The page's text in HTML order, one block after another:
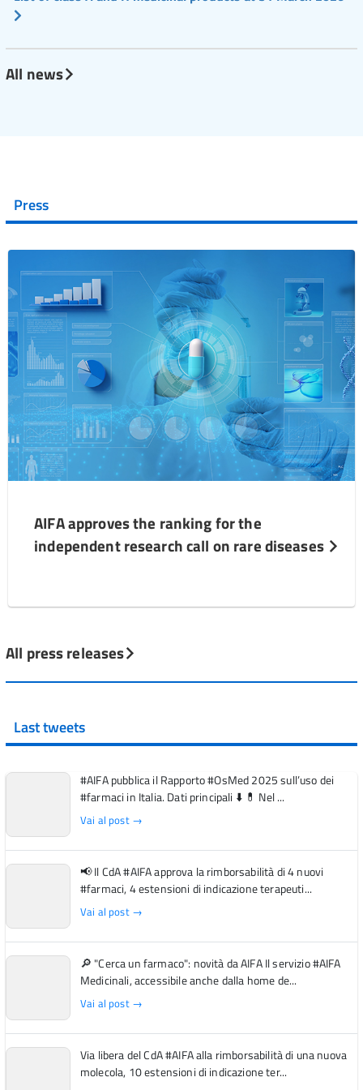
All news
Press
AIFA approves the ranking for the
independent research call on rare diseases
All press releases
Last tweets
#AIFA pubblica il Rapporto #OsMed 2025 sull’uso dei
#farmaci in Italia. Dati principali ⬇️ 💊 Nel ...
Vai al post →
📢 Il CdA #AIFA approva la rimborsabilità di 4 nuovi
#farmaci, 4 estensioni di indicazione terapeuti...
Vai al post →
🔎 "Cerca un farmaco": novità da AIFA Il servizio #AIFA
Medicinali, accessibile anche dalla home de...
Vai al post →
Via libera del CdA #AIFA alla rimborsabilità di una nuova
molecola, 10 estensioni di indicazione ter...